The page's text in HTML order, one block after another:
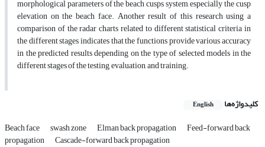
morphological parameters of the beach cusps system, especially the cusp
elevation on the beach face. Another result of this research using a
comparison of the radar charts related to different statistical criteria in
the different stages indicates that the functions provide various accuracy
in the predicted results depending on the type of selected models in the
different stages of the testing, evaluation, and training.
کلیدواژه‌ها English
Beach face swash zone Elman back propagation Feed-forward back
propagation Cascade-forward back propagation